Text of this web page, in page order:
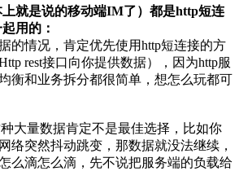
就是说的移动端IM了）都是http短连
用的：
的情况，肯定优先使用http短连接的方
rest接口向你提供数据），因为http服
衡和业务拆分都很简单，想怎么玩都可
大量数据肯定不是最佳选择，比如你
络突然抖动跳变，那数据就没法继续，
么滴怎么滴，先不说把服务端的负载给